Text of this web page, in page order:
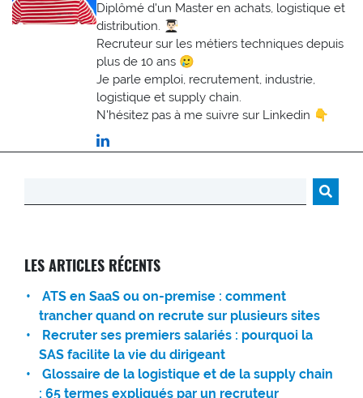
Diplômé d'un Master en achats, logistique et
distribution. 👨🏻‍🎓
Recruteur sur les métiers techniques depuis
plus de 10 ans 🥲
Je parle emploi, recrutement, industrie,
logistique et supply chain.
N'hésitez pas à me suivre sur Linkedin 👇
LES ARTICLES RÉCENTS
ATS en SaaS ou on-premise : comment
trancher quand on recrute sur plusieurs sites
Recruter ses premiers salariés : pourquoi la
SAS facilite la vie du dirigeant
Glossaire de la logistique et de la supply chain
: 65 termes expliqués par un recruteur